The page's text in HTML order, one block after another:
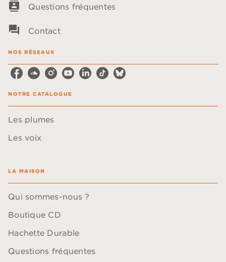
contacts Questions fréquentes
question_answer Contact
NOS RÉSEAUX
NOTRE CATALOGUE
Les plumes
Les voix
LA MAISON
Qui sommes-nous ?
Boutique CD
Hachette Durable
Questions fréquentes